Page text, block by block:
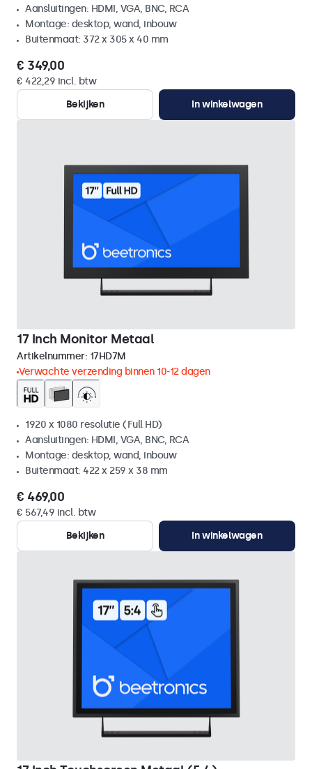
Aansluitingen: HDMI, VGA, BNC, RCA
Montage: desktop, wand, inbouw
Buitenmaat: 372 x 305 x 40 mm
€ 349,00
€ 422,29 incl. btw
Bekijken
In winkelwagen
17 Inch Monitor Metaal
Artikelnummer: 17HD7M
Verwachte verzending binnen 10-12 dagen
1920 x 1080 resolutie (Full HD)
Aansluitingen: HDMI, VGA, BNC, RCA
Montage: desktop, wand, inbouw
Buitenmaat: 422 x 259 x 38 mm
€ 469,00
€ 567,49 incl. btw
Bekijken
In winkelwagen